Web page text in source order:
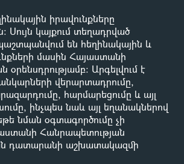
իրավունքները
կայքում տեղադրված
են հեղինակային և
մասին Հայաստանի
օրենսդրությամբ: Արգելվում է
վերարտադրումը,
հարմարեցումը և այլ
ինչպես նաև այլ եղանակներով
նման օգտագործումը չի
Հանրապետության
դատարանի աշխատակազմի